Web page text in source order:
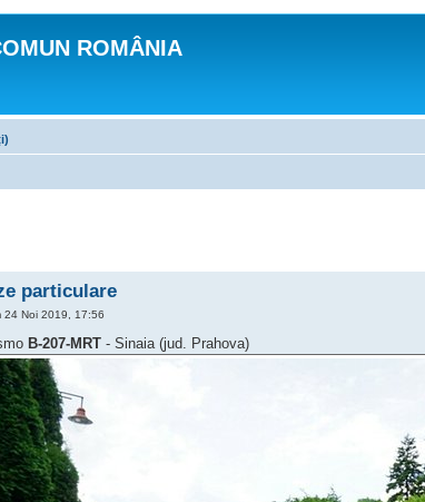
ROMÂNIA
particulare
24 Noi 2019, 17:56
B-207-MRT - Sinaia (jud. Prahova)